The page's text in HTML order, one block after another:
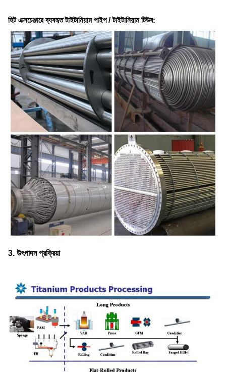
হিট এক্সচেঞ্জারে ব্যবহৃত টাইটানিয়াম পাইপ / টাইটানিয়াম টিউব:
3. উৎপাদন প্রক্রিয়া